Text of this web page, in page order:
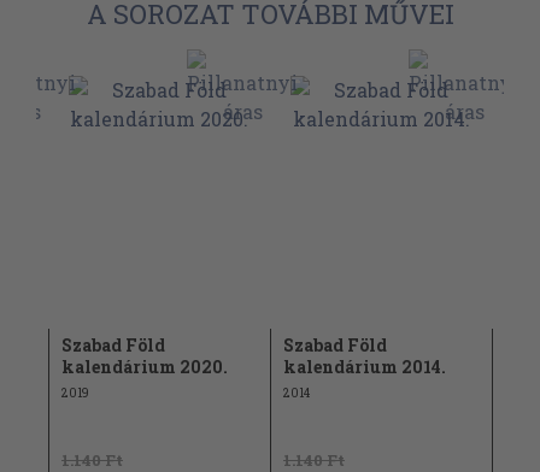
A SOROZAT TOVÁBBI MŰVEI
Szabad Föld
kalendárium 2020.
2019
1.140 Ft
Szabad Föld
kalendárium 2014.
2014
1.140 Ft